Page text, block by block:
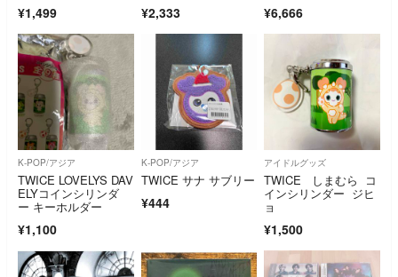
¥1,499 ¥2,333 ¥6,666
K-POP/アジア
TWICE LOVELYS DAV
ELYコインシリンダ
ー キーホルダー
¥1,100
K-POP/アジア
TWICE サナ サブリー
¥444
アイドルグッズ
TWICE しまむら コ
インシリンダー ジヒ
ョ
¥1,500